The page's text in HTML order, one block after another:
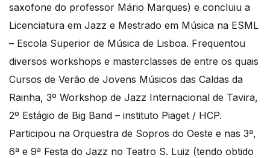
saxofone do professor Mário Marques) e concluiu a
Licenciatura em Jazz e Mestrado em Música na ESML
– Escola Superior de Música de Lisboa. Frequentou
diversos workshops e masterclasses de entre os quais
Cursos de Verão de Jovens Músicos das Caldas da
Rainha, 3º Workshop de Jazz Internacional de Tavira,
2º Estágio de Big Band – instituto Piaget / HCP.
Participou na Orquestra de Sopros do Oeste e nas 3ª,
6ª e 9ª Festa do Jazz no Teatro S. Luiz (tendo obtido